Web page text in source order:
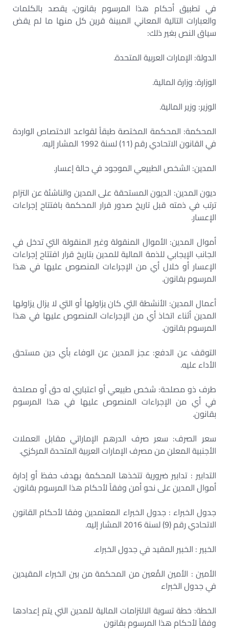
في تطبيق أحكام هذا المرسوم بقانون، يقصد بالكلمات
والعبارات التالية المعاني المبينة قرين كل منها ما لم يقض
سياق النص بغير ذلك:
الدولة: الإمارات العربية المتحدة.
الوزارة: وزارة المالية.
الوزير: وزير المالية.
المحكمة: المحكمة المختصة طبقاً لقواعد الاختصاص الواردة
في القانون الاتحادي رقم (11) لسنة 1992 المشار إليه.
المدين: الشخص الطبيعي الموجود في حالة إعسار.
ديون المدين: الديون المستحقة على المدين والناشئة عن التزام
ترتب في ذمته قبل تاريخ صدور قرار المحكمة بافتتاح إجراءات
الإعسار.
أموال المدين: الأموال المنقولة وغير المنقولة التي تدخل في
الجانب الإيجابي للذمة المالية للمدين بتاريخ قرار افتتاح إجراءات
الإعسار أو خلال أي من الإجراءات المنصوص عليها في هذا
المرسوم بقانون.
أعمال المدين: الأنشطة التي كان يزاولها أو التي لا يزال يزاولها
المدين أثناء اتخاذ أي من الإجراءات المنصوص عليها في هذا
المرسوم بقانون.
التوقف عن الدفع: عجز المدين عن الوفاء بأي دين مستحق
الأداء عليه.
طرف ذو مصلحة: شخص طبيعي أو اعتباري له حق أو مصلحة
في أي من الإجراءات المنصوص عليها في هذا المرسوم
بقانون.
سعر الصرف: سعر صرف الدرهم الإماراتي مقابل العملات
الأجنبية المعلن من مصرف الإمارات العربية المتحدة المركزي.
التدابير : تدابير ضرورية تتخذها المحكمة بهدف حفظ أو إدارة
أموال المدين على نحو أمن وفقاً لأحكام هذا المرسوم بقانون.
جدول الخبراء : جدول الخبراء المعتمدين وفقا لأحكام القانون
الاتحادي رقم (9) لسنة 2016 المشار إليه.
الخبير : الخبير المقيد في جدول الخبراء.
الأمين : الأمين المًُعين من المحكمة من بين الخبراء المقيدين
في جدول الخبراء
الخطة: خطة تسوية الالتزامات المالية للمدين التي يتم إعدادها
وفقاً لأحكام هذا المرسوم بقانون